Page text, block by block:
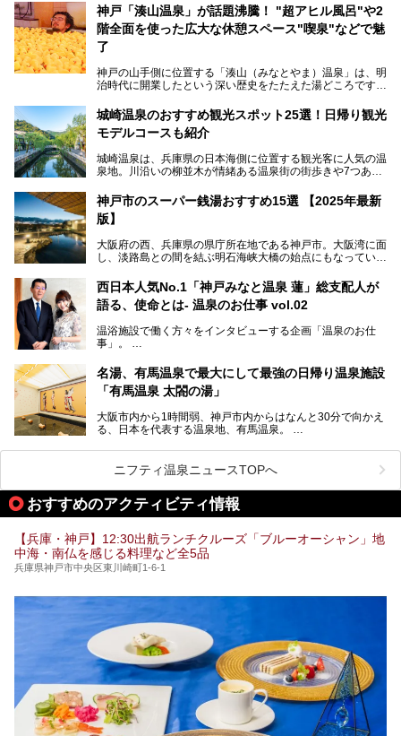
神戸「湊山温泉」が話題沸騰！ "超アヒル風呂"や2
階全面を使った広大な休憩スペース"喫泉"などで魅
了
神戸の山手側に位置する「湊山（みなとやま）温泉」は、明
治時代に開業したという深い歴史をたたえた湯どころです。
っぱいに浮かぶアヒルちゃん。さらに、ゆったりくつろげて
コワーキングも可能な休憩スペースも人気に。斬新な企画や
設備で人々をアッと驚かせる湊山温泉の魅力をリポートしま
城崎温泉のおすすめ観光スポット25選！日帰り観光
モデルコースも紹介
城崎温泉は、兵庫県の日本海側に位置する観光客に人気の温
泉地。川沿いの柳並木が情緒ある温泉街の街歩きや7つある
られています。鉄道の駅から温泉街が近く、歩いて回るのに
ちょうどよい規模で、日帰りでの訪問にもおすすめです。
の観光スポットをピックアップ。温泉やご当地グルメなどを
盛り込んだ日帰り観光モデルコースも紹介しているので、ぜ
神戸市のスーパー銭湯おすすめ15選 【2025年最新
版】
大阪府の西、兵庫県の県庁所在地である神戸市。大阪湾に面
し、淡路島との間を結ぶ明石海峡大橋の始点にもなっていま
華街をはじめ、きらびやかに発展したハーバーランドなど、
人気観光スポットもめじろ押しです。
そして、温泉好きの視点から見ると、神戸市といえば何とい
湯です。そのお湯をリーズナブルに体験できる健康ランドや
スーパー銭湯があったら……。今回はそんな希望に沿う施設
きます！
西日本人気No.1「神戸みなと温泉 蓮」総支配人が
語る、使命とは- 温泉のお仕事 vol.02
温浴施設で働く方々をインタビューする企画「温泉のお仕
事」。
ング西日本1位、2年連続「ベストオブ宿泊賞」に輝いた
「神戸みなと温泉 蓮」の魅力に迫りました！
名湯、有馬温泉で最大にして最強の日帰り温泉施設
「有馬温泉 太閤の湯」
大阪市内から1時間弱、神戸市内からはなんと30分で向かえ
る、日本を代表する温泉地、有馬温泉。
有名な「金泉」と「銀泉」に加え、人工のの炭酸泉まで楽し
める、ある意味「最強」ともいえる施設です。
今回は自慢のお湯をメインにその魅力の数々を紹介します！
ニフティ温泉ニュースTOPへ
おすすめのアクティビティ情報
【兵庫・神戸】12:30出航ランチクルーズ「ブルーオーシャン」地
中海・南仏を感じる料理など全5品
兵庫県神戸市中央区東川崎町1-6-1